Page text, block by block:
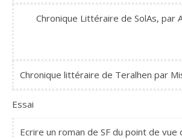
Chronique Littéraire de SolAs, par
Chronique littéraire de Teralhen par
Essai
Ecrire un roman de SF du point de vue